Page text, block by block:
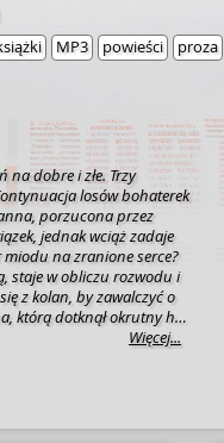
MP3 powieści
proza
na dobre i złe. Trzy
jednak wciąż zadaje
miodu na zranione serce?
staje w obliczu rozwodu i
z kolan, by zawalczyć o
którą dotknął okrutny hejt
i odważy się sięgnąć
Więcej...